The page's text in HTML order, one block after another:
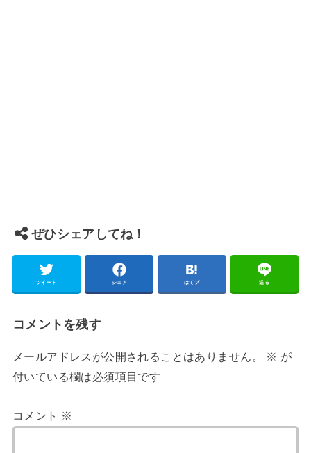
ぜひシェアしてね！
ツイート シェア はてブ 送る
コメントを残す
メールアドレスが公開されることはありません。 ※ が
付いている欄は必須項目です
コメント ※